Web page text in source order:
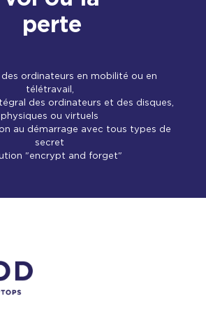
perte
ordinateurs en mobilité ou en
télétravail,
des ordinateurs et des disques,
physiques ou virtuels
au démarrage avec tous types de
secret
"encrypt and forget"